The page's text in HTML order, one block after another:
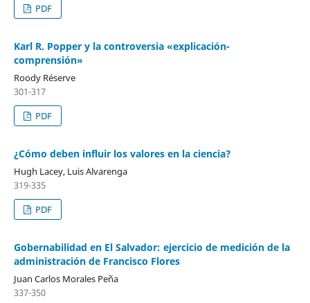
PDF
Karl R. Popper y la controversia «explicación-
comprensión»
Roody Réserve
301-317
PDF
¿Cómo deben influir los valores en la ciencia?
Hugh Lacey, Luis Alvarenga
319-335
PDF
Gobernabilidad en El Salvador: ejercicio de medición de la
administración de Francisco Flores
Juan Carlos Morales Peña
337-350